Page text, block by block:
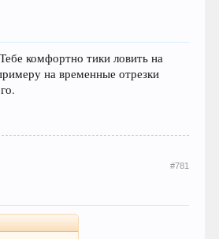
комфортно тики ловить на
на временные отрезки
#781